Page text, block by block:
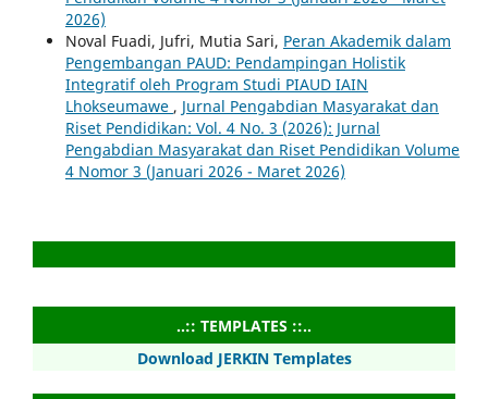
2026)
Noval Fuadi, Jufri, Mutia Sari, Peran Akademik dalam
Pengembangan PAUD: Pendampingan Holistik
Integratif oleh Program Studi PIAUD IAIN
Lhokseumawe , Jurnal Pengabdian Masyarakat dan
Riset Pendidikan: Vol. 4 No. 3 (2026): Jurnal
Pengabdian Masyarakat dan Riset Pendidikan Volume
4 Nomor 3 (Januari 2026 - Maret 2026)
..:: TEMPLATES ::..
Download JERKIN Templates